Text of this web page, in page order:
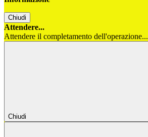
Chiudi
Attendere...
Attendere il completamento dell'operazione...
Chiudi